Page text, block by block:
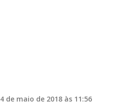
4 de maio de 2018 às 11:56